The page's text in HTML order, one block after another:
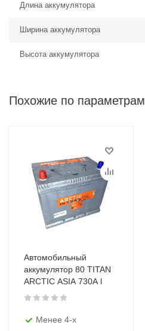
Длина аккумулятора
Ширина аккумулятора
Высота аккумулятора
Похожие по параметрам
Автомобильный
аккумулятор 80 TITAN
ARCTIC ASIA 730A l
Менее 4-х